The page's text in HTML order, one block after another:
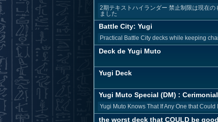
2期テキストハイランダー 禁止制限は現在
ました
Battle City: Yugi
Practical Battle City decks while keeping
Deck de Yugi Muto
Yugi Deck
Yugi Muto Special (DM) :
Yugi Muto Knows That If Any One that
the worst deck that COULD be good